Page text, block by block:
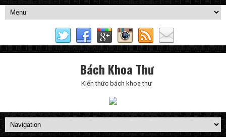
Bách Khoa Thư
Kiến thức bách khoa thư